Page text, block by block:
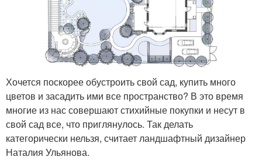
Хочется поскорее обустроить свой сад, купить много
цветов и засадить ими все пространство? В это время
многие из нас совершают стихийные покупки и несут в
свой сад все, что приглянулось. Так делать
категорически нельзя, считает ландшафтный дизайнер
Наталия Ульянова.